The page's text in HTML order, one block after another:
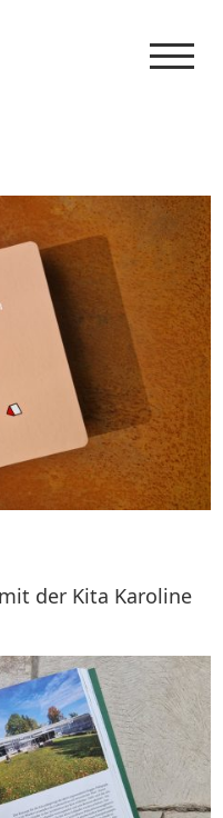
der Kita Karoline